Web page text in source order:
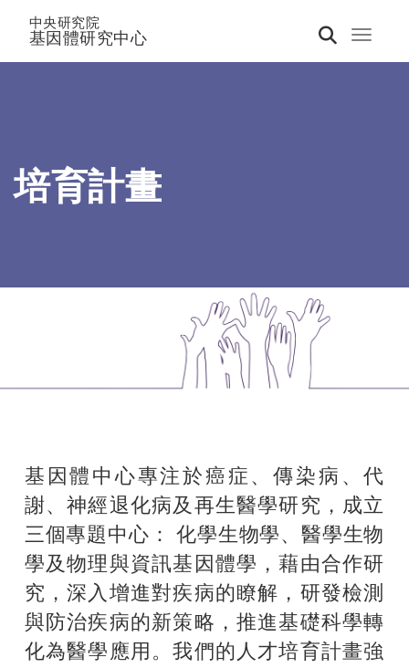
Toggle
中央研究院
基因體研究中心
培育計畫
基因體中心專注於癌症、傳染病、代
謝、神經退化病及再生醫學研究，成立
三個專題中心： 化學生物學、醫學生物
學及物理與資訊基因體學，藉由合作研
究，深入增進對疾病的瞭解，研發檢測
與防治疾病的新策略，推進基礎科學轉
化為醫學應用。我們的人才培育計畫強